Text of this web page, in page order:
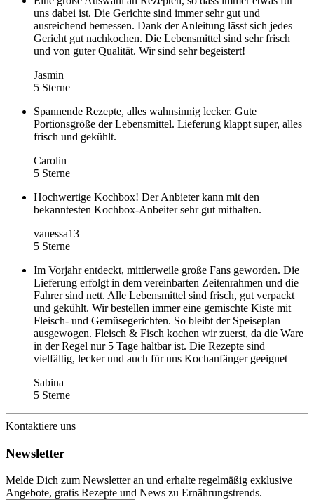
uns dabei ist. Die Gerichte sind immer sehr gut und
ausreichend bemessen. Dank der Anleitung lässt sich jedes
Gericht gut nachkochen. Die Lebensmittel sind sehr frisch
und von guter Qualität. Wir sind sehr begeistert!
Jasmin
5 Sterne
Spannende Rezepte, alles wahnsinnig lecker. Gute
Portionsgröße der Lebensmittel. Lieferung klappt super, alles
frisch und gekühlt.
Carolin
5 Sterne
Hochwertige Kochbox! Der Anbieter kann mit den
bekanntesten Kochbox-Anbeiter sehr gut mithalten.
vanessa13
5 Sterne
Im Vorjahr entdeckt, mittlerweile große Fans geworden. Die
Lieferung erfolgt in dem vereinbarten Zeitenrahmen und die
Fahrer sind nett. Alle Lebensmittel sind frisch, gut verpackt
und gekühlt. Wir bestellen immer eine gemischte Kiste mit
Fleisch- und Gemüsegerichten. So bleibt der Speiseplan
ausgewogen. Fleisch & Fisch kochen wir zuerst, da die Ware
in der Regel nur 5 Tage haltbar ist. Die Rezepte sind
vielfältig, lecker und auch für uns Kochanfänger geeignet
Sabina
5 Sterne
Kontaktiere uns
Newsletter
Melde Dich zum Newsletter an und erhalte regelmäßig exklusive
Angebote, gratis Rezepte und News zu Ernährungstrends.